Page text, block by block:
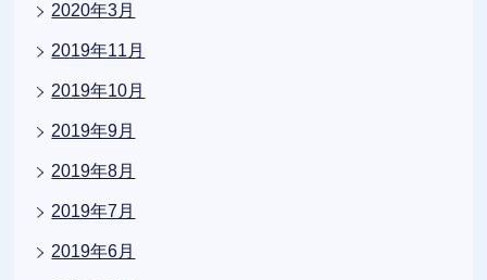
2020年3月
2019年11月
2019年10月
2019年9月
2019年8月
2019年7月
2019年6月